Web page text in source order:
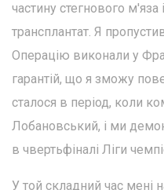
частину стегнового м'яза
трансплантат. Я
Операцію виконали у
гарантій, що я зможу
сталося в період, коли
Лобановський, і ми
в чвертьфіналі Ліги
У той складний час мені